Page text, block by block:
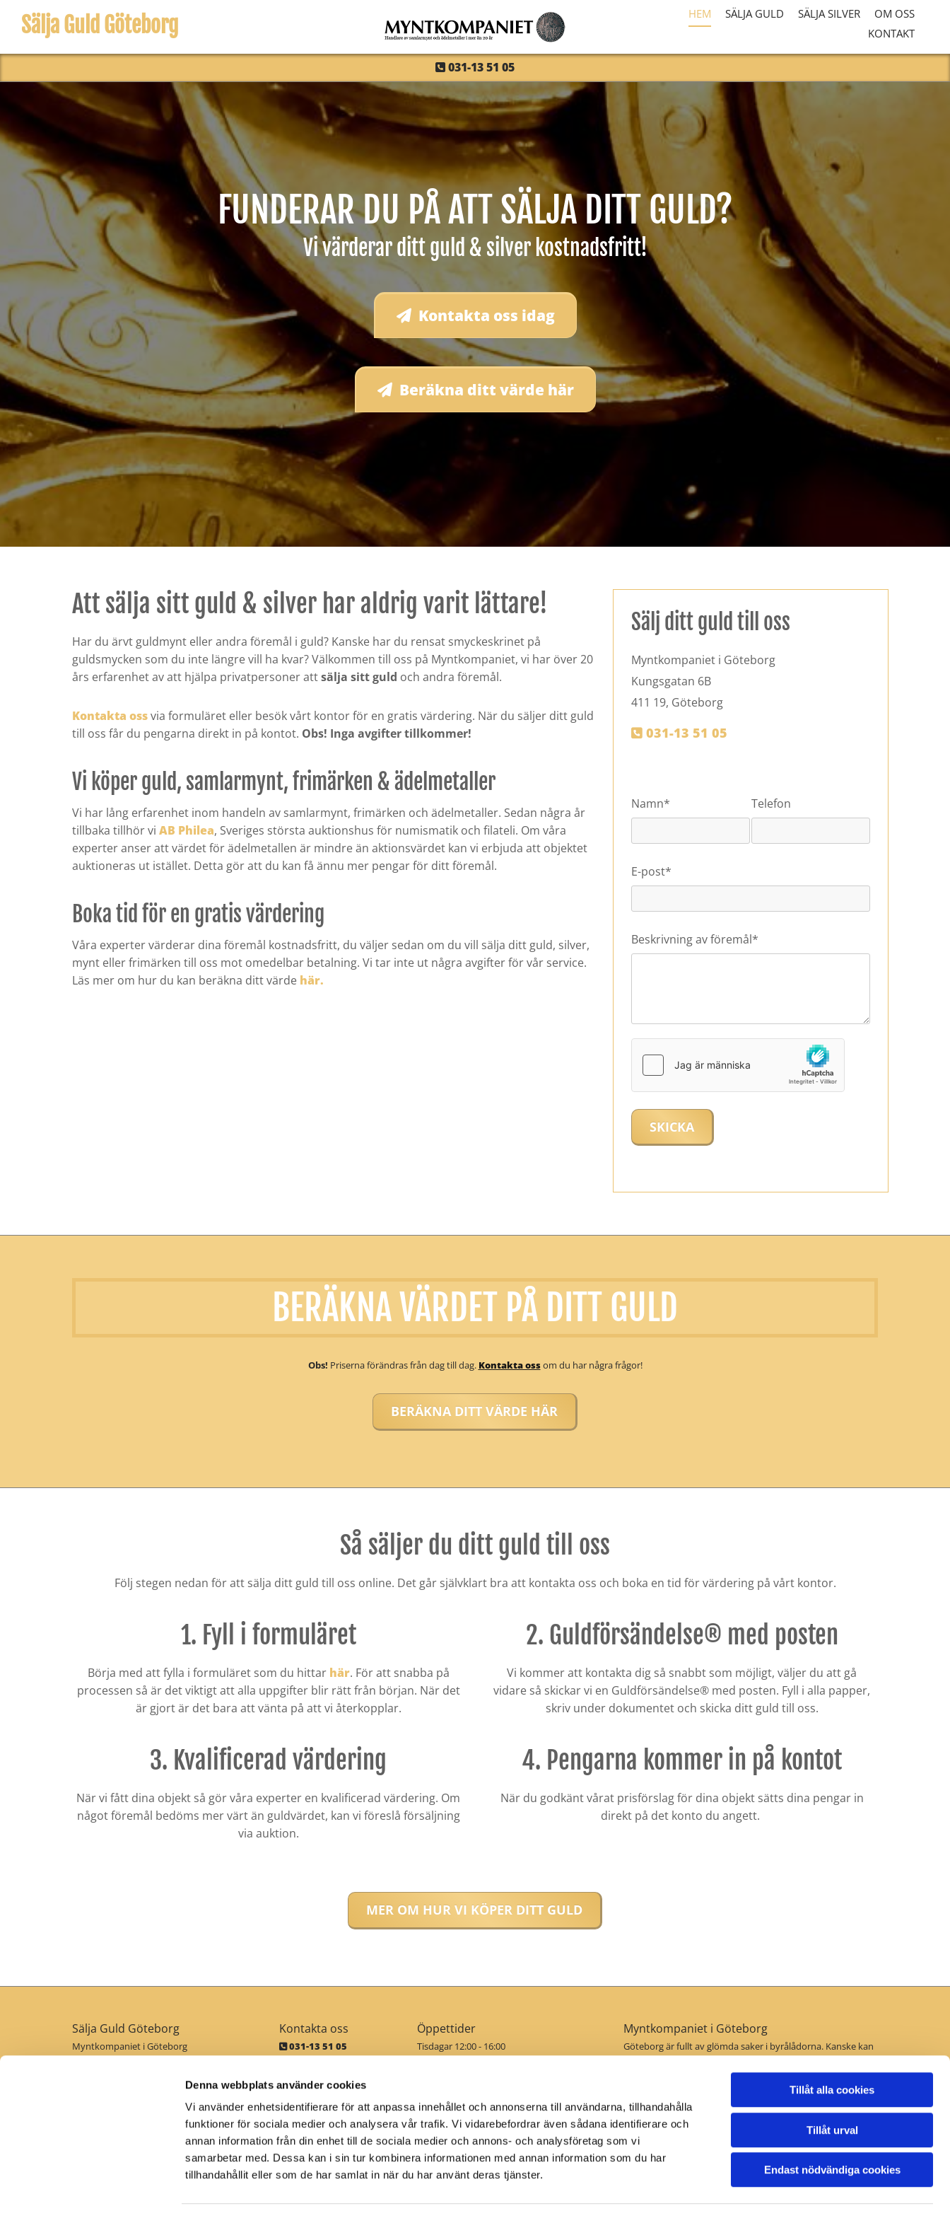
Denna webbplats använder cookies
Vi använder enhetsidentifierare för att anpassa innehållet och annonserna till användarna, tillhandahålla
funktioner för sociala medier och analysera vår trafik. Vi vidarebefordrar även sådana identifierare och
annan information från din enhet till de sociala medier och annons- och analysföretag som vi
samarbetar med. Dessa kan i sin tur kombinera informationen med annan information som du har
tillhandahållit eller som de har samlat in när du har använt deras tjänster.
Tillåt alla cookies
Tillåt urval
Endast nödvändiga cookies
Sälja Guld Göteborg HEM SÄLJA GULD SÄLJA SILVER
OM OSS
KONTAKT
 031-13 51 05
FUNDERAR DU PÅ ATT SÄLJA DITT GULD?
Vi värderar ditt guld & silver kostnadsfritt!
Kontakta oss idag
Beräkna ditt värde här
Att sälja sitt guld & silver har aldrig varit lättare!
Har du ärvt guldmynt eller andra föremål i guld? Kanske har du rensat smyckeskrinet på
guldsmycken som du inte längre vill ha kvar? Välkommen till oss på Myntkompaniet, vi har över 20
års erfarenhet av att hjälpa privatpersoner attsälja sitt guld och andra föremål.
Kontakta ossvia formuläret eller besök vårt kontor för en gratis värdering. När du säljer ditt guld
till oss får du pengarna direkt in på kontot. Obs! Inga avgifter tillkommer!
Vi köper guld, samlarmynt, frimärken & ädelmetaller
Vi har lång erfarenhet inom handeln av samlarmynt, frimärken och ädelmetaller. Sedan några år
tillbaka tillhör vi AB Philea, Sveriges största auktionshus för numismatik och filateli. Om våra
experter anser att värdet för ädelmetallen är mindre än aktionsvärdet kan vi erbjuda att objektet
auktioneras ut istället. Detta gör att du kan få ännu mer pengar för ditt föremål.
Boka tid för en gratis värdering
Våra experter värderar dina föremål kostnadsfritt, du väljer sedan om du vill sälja ditt guld, silver,
mynt eller frimärken till oss mot omedelbar betalning. Vi tar inte ut några avgifter för vår service.
Läs mer om hur du kan beräkna ditt värde här.
Sälj ditt guld till oss
Myntkompaniet i Göteborg
Kungsgatan 6B
411 19, Göteborg
 031-13 51 05
Namn* Telefon
E-post*
Beskrivning av föremål*
BERÄKNA VÄRDET PÅ DITT GULD
Obs! Priserna förändras från dag till dag. Kontakta ossom du har några frågor!
BERÄKNA DITT VÄRDE HÄR
Så säljer du ditt guld till oss
Följ stegen nedan för att sälja ditt guld till oss online. Det går självklart bra att kontakta oss och boka en tid för värdering på vårt kontor.
1. Fyll i formuläret
Börja med att fylla i formuläret som du hittar här. För att snabba på
processen så är det viktigt att alla uppgifter blir rätt från början. När det
är gjort är det bara att vänta på att vi återkopplar.
2. Guldförsändelse® med posten
Vi kommer att kontakta dig så snabbt som möjligt, väljer du att gå
vidare så skickar vi en Guldförsändelse® med posten. Fyll i alla papper,
skriv under dokumentet och skicka ditt guld till oss.
3. Kvalificerad värdering
När vi fått dina objekt så gör våra experter en kvalificerad värdering. Om
något föremål bedöms mer värt än guldvärdet, kan vi föreslå försäljning
via auktion.
4. Pengarna kommer in på kontot
När du godkänt vårat prisförslag för dina objekt sätts dina pengar in
direkt på det konto du angett.
MER OM HUR VI KÖPER DITT GULD
Sälja Guld Göteborg
Myntkompaniet i Göteborg
Kontakta oss
031-13 51 05
Öppettider
Tisdagar 12:00 - 16:00
Onsdagar 14:00 - 18:00
Myntkompaniet i Göteborg
Göteborg är fullt av glömda saker i byrålådorna. Kanske kan
du hitta värdefulla guldföremål hemma hos dig som bara
väntar på att bli upptäckta? Leta upp dina guldsmycken och
ta med dem till oss i Göteborg för en fri värdering.
Sälja guld i Göteborg Sälja silver Om oss Kontakt